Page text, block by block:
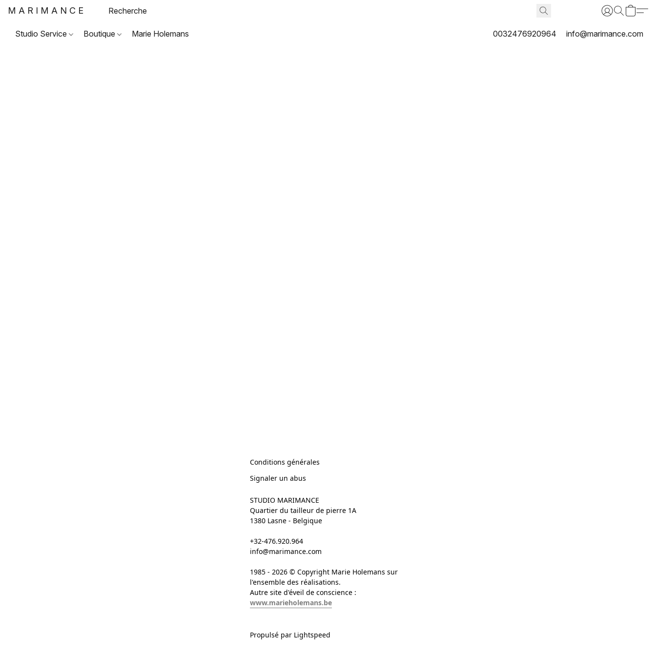
MARIMANCE
Studio Service Boutique Marie Holemans 0032476920964 info@marimance.com
Conditions générales
Signaler un abus
STUDIO MARIMANCE
Quartier du tailleur de pierre 1A
1380 Lasne - Belgique
+32-476.920.964
info@marimance.com
1985 - 2026 © Copyright Marie Holemans sur
l'ensemble des réalisations.
Autre site d'éveil de conscience :
www.marieholemans.be
Propulsé par Lightspeed